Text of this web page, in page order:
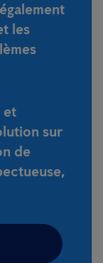
les
et
sur
de